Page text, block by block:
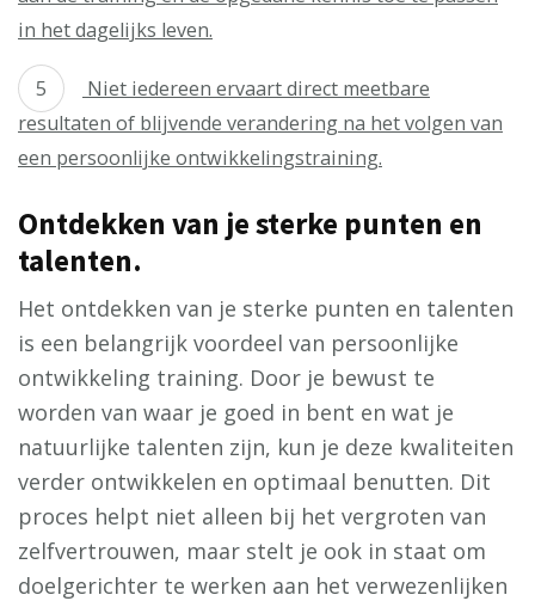
in het dagelijks leven.
Niet iedereen ervaart direct meetbare
resultaten of blijvende verandering na het volgen van
een persoonlijke ontwikkelingstraining.
Ontdekken van je sterke punten en
talenten.
Het ontdekken van je sterke punten en talenten
is een belangrijk voordeel van persoonlijke
ontwikkeling training. Door je bewust te
worden van waar je goed in bent en wat je
natuurlijke talenten zijn, kun je deze kwaliteiten
verder ontwikkelen en optimaal benutten. Dit
proces helpt niet alleen bij het vergroten van
zelfvertrouwen, maar stelt je ook in staat om
doelgerichter te werken aan het verwezenlijken